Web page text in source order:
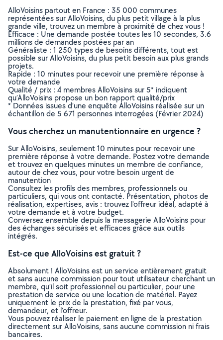
AlloVoisins partout en France : 35 000 communes
représentées sur AlloVoisins, du plus petit village à la plus
grande ville, trouvez un membre à proximité de chez vous !
Efficace : Une demande postée toutes les 10 secondes, 3.6
millions de demandes postées par an
Généraliste : 1 250 types de besoins différents, tout est
possible sur AlloVoisins, du plus petit besoin aux plus grands
projets.
Rapide : 10 minutes pour recevoir une première réponse à
votre demande
Qualité / prix : 4 membres AlloVoisins sur 5* indiquent
qu’AlloVoisins propose un bon rapport qualité/prix
* Données issues d’une enquête AlloVoisins réalisée sur un
échantillon de 5 671 personnes interrogées (Février 2024)
Vous cherchez un manutentionnaire en urgence ?
Sur AlloVoisins, seulement 10 minutes pour recevoir une
première réponse à votre demande. Postez votre demande
et trouvez en quelques minutes un membre de confiance,
autour de chez vous, pour votre besoin urgent de
manutention
Consultez les profils des membres, professionnels ou
particuliers, qui vous ont contacté. Présentation, photos de
réalisation, expertises, avis : trouvez l'offreur idéal, adapté à
votre demande et à votre budget.
Conversez ensemble depuis la messagerie AlloVoisins pour
des échanges sécurisés et efficaces grâce aux outils
intégrés.
Est-ce que AlloVoisins est gratuit ?
Absolument ! AlloVoisins est un service entièrement gratuit
et sans aucune commission pour tout utilisateur cherchant un
membre, qu’il soit professionnel ou particulier, pour une
prestation de service ou une location de matériel. Payez
uniquement le prix de la prestation, fixé par vous,
demandeur, et l’offreur.
Vous pouvez réaliser le paiement en ligne de la prestation
directement sur AlloVoisins, sans aucune commission ni frais
bancaires.